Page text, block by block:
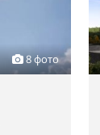
8 фото